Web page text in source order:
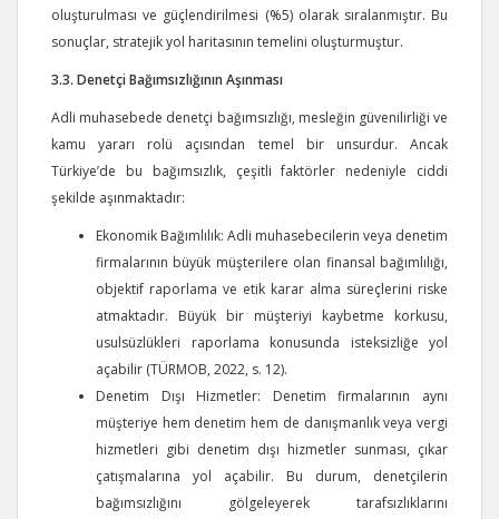
oluşturulması ve güçlendirilmesi (%5) olarak sıralanmıştır. Bu
sonuçlar, stratejik yol haritasının temelini oluşturmuştur.
3.3. Denetçi Bağımsızlığının Aşınması
Adli muhasebede denetçi bağımsızlığı, mesleğin güvenilirliği ve
kamu yararı rolü açısından temel bir unsurdur. Ancak
Türkiye’de bu bağımsızlık, çeşitli faktörler nedeniyle ciddi
şekilde aşınmaktadır:
Ekonomik Bağımlılık: Adli muhasebecilerin veya denetim
firmalarının büyük müşterilere olan finansal bağımlılığı,
objektif raporlama ve etik karar alma süreçlerini riske
atmaktadır. Büyük bir müşteriyi kaybetme korkusu,
usulsüzlükleri raporlama konusunda isteksizliğe yol
açabilir (TÜRMOB, 2022, s. 12).
Denetim Dışı Hizmetler: Denetim firmalarının aynı
müşteriye hem denetim hem de danışmanlık veya vergi
hizmetleri gibi denetim dışı hizmetler sunması, çıkar
çatışmalarına yol açabilir. Bu durum, denetçilerin
bağımsızlığını gölgeleyerek tarafsızlıklarını